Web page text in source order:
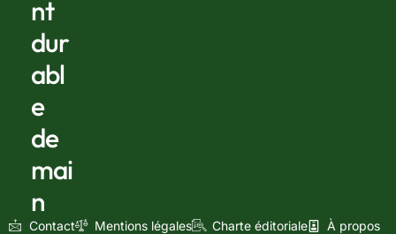
nt
dur
abl
e
de
mai
n
Contact Mentions légales Charte éditoriale
À propos